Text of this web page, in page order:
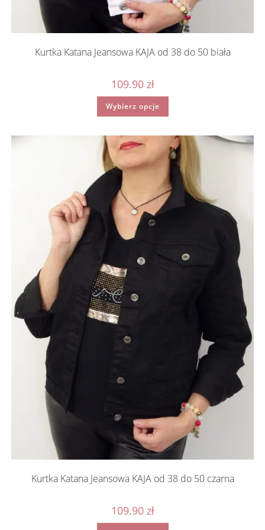
Kurtka Katana Jeansowa KAJA od 38 do 50 biała
109.90 zł
Wybierz opcje
Ten
ma
Opcje
można
wybrać
na
stronie
produktu
Kurtka Katana Jeansowa KAJA od 38 do 50 czarna
109.90 zł
Ten